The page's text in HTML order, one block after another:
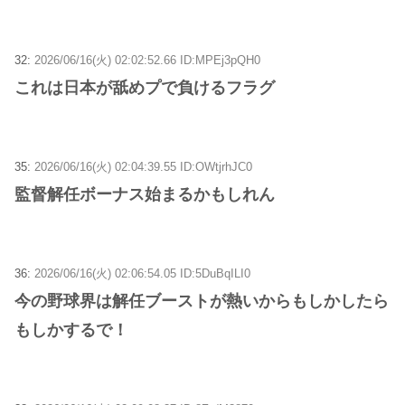
32: 2026/06/16(火) 02:02:52.66 ID:MPEj3pQH0
これは日本が舐めプで負けるフラグ
35: 2026/06/16(火) 02:04:39.55 ID:OWtjrhJC0
監督解任ボーナス始まるかもしれん
36: 2026/06/16(火) 02:06:54.05 ID:5DuBqILI0
今の野球界は解任ブーストが熱いからもしかしたら
もしかするで！